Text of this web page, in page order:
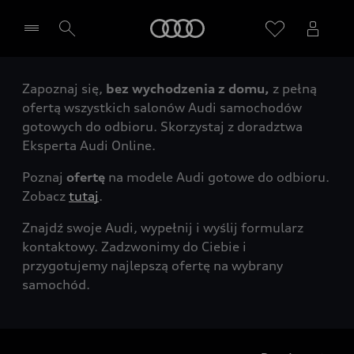
Wybierz Twojego Partnera Audi
Zapoznaj się, bez wychodzenia z domu, z pełną
ofertą wszystkich salonów Audi samochodów
gotowych do odbioru. Skorzystaj z doradztwa
Eksperta Audi Online.
Poznaj ofertę na modele Audi gotowe do odbioru.
Zobacz tutaj.
Znajdź swoje Audi, wypełnij i wyślij formularz
kontaktowy. Zadzwonimy do Ciebie i
przygotujemy najlepszą ofertę na wybrany
samochód.